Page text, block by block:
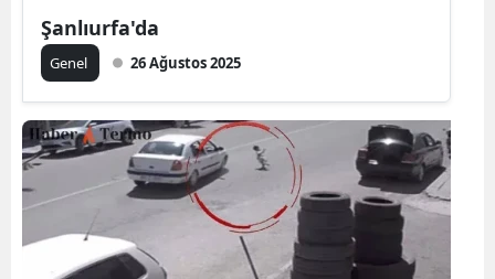
Şanlıurfa'da
Genel 26 Ağustos 2025